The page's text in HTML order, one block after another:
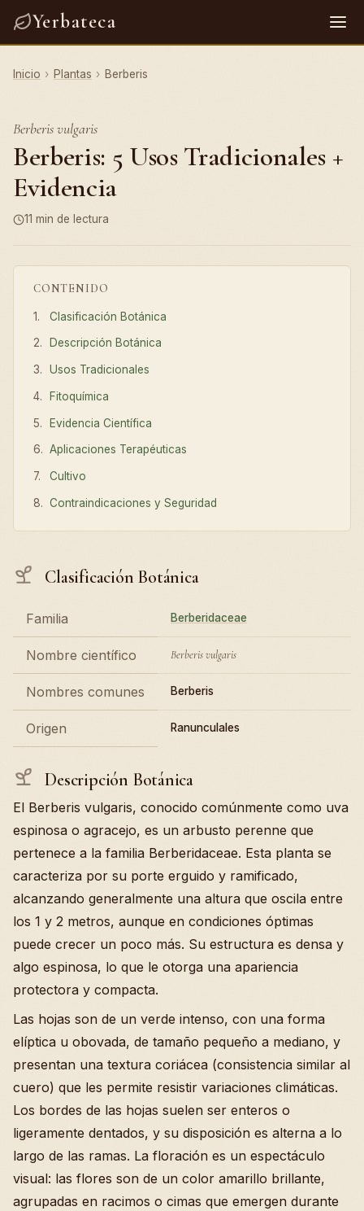
Yerbateca
Inicio › Plantas › Berberis
Berberis vulgaris
Berberis: 5 Usos Tradicionales +
Evidencia
11 min de lectura
CONTENIDO
Clasificación Botánica
Descripción Botánica
Usos Tradicionales
Fitoquímica
Evidencia Científica
Aplicaciones Terapéuticas
Cultivo
Contraindicaciones y Seguridad
Clasificación Botánica
Familia Berberidaceae
Nombre científico Berberis vulgaris
Nombres comunes Berberis
Origen Ranunculales
Descripción Botánica
El Berberis vulgaris, conocido comúnmente como uva
espinosa o agracejo, es un arbusto perenne que
pertenece a la familia Berberidaceae. Esta planta se
caracteriza por su porte erguido y ramificado,
alcanzando generalmente una altura que oscila entre
los 1 y 2 metros, aunque en condiciones óptimas
puede crecer un poco más. Su estructura es densa y
algo espinosa, lo que le otorga una apariencia
protectora y compacta.
Las hojas son de un verde intenso, con una forma
elíptica u obovada, de tamaño pequeño a mediano, y
presentan una textura coriácea (consistencia similar al
cuero) que les permite resistir variaciones climáticas.
Los bordes de las hojas suelen ser enteros o
ligeramente dentados, y su disposición es alterna a lo
largo de las ramas. La floración es un espectáculo
visual: las flores son de un color amarillo brillante,
agrupadas en racimos o cimas que emergen durante